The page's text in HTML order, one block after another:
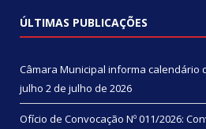
ÚLTIMAS PUBLICAÇÕES
Câmara Municipal informa calendário
julho 2 de julho de 2026
Ofício de Convocação Nº 011/2026: